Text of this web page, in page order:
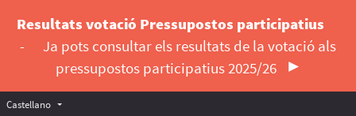
Resultats votació Pressupostos participatius
-
Ja pots consultar els resultats de la votació als
pressupostos participatius 2025/26
Castellano Triar la llengua